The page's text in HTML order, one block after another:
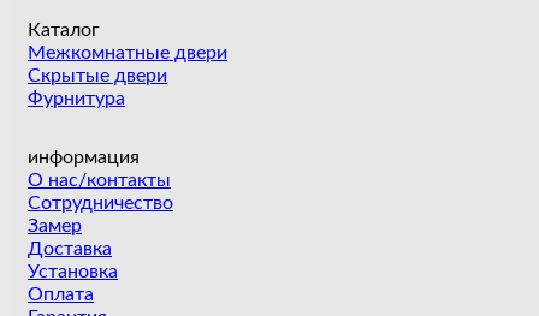
Каталог
Межкомнатные двери
Скрытые двери
Фурнитура
информация
О нас/контакты
Сотрудничество
Замер
Доставка
Установка
Оплата